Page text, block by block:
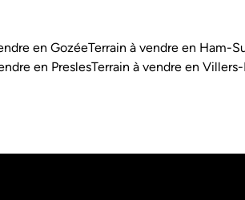
en GozéeTerrain à vendre en Ham-
en PreslesTerrain à vendre en